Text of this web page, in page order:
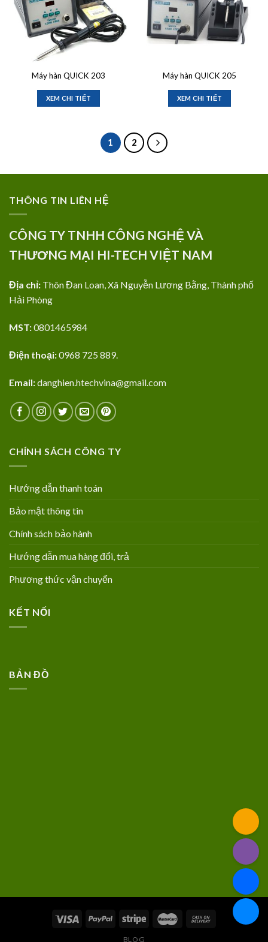
Máy hàn QUICK 203
XEM CHI TIẾT
Máy hàn QUICK 205
XEM CHI TIẾT
1 2
THÔNG TIN LIÊN HỆ
CÔNG TY TNHH CÔNG NGHỆ VÀ
THƯƠNG MẠI HI-TECH VIỆT NAM
Địa chỉ: Thôn Đan Loan, Xã Nguyễn Lương Bằng, Thành phố
Hải Phòng
MST:0801465984
Điện thoại:0968 725 889.
Email:danghien.htechvina@gmail.com
CHÍNH SÁCH CÔNG TY
Hướng dẫn thanh toán
Bảo mật thông tin
Chính sách bảo hành
Hướng dẫn mua hàng đổi, trả
Phương thức vận chuyển
KẾT NỐI
BẢN ĐỒ
BLOG